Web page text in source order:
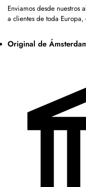
Enviamos desde nuestros
a clientes de toda
Original de